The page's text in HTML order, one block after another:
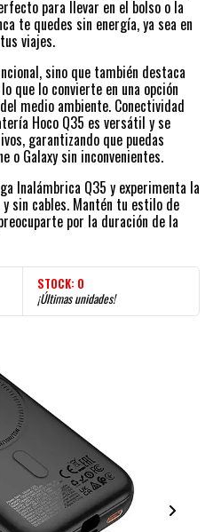
para llevar en el bolso o la
te quedes sin energía, ya sea en
viajes.
sino que también destaca
que lo convierte en una opción
medio ambiente. Conectividad
Hoco Q35 es versátil y se
garantizando que puedas
o Galaxy sin inconvenientes.
Inalámbrica Q35 y experimenta la
sin cables. Mantén tu estilo de
por la duración de la
STOCK: 0
¡Últimas unidades!